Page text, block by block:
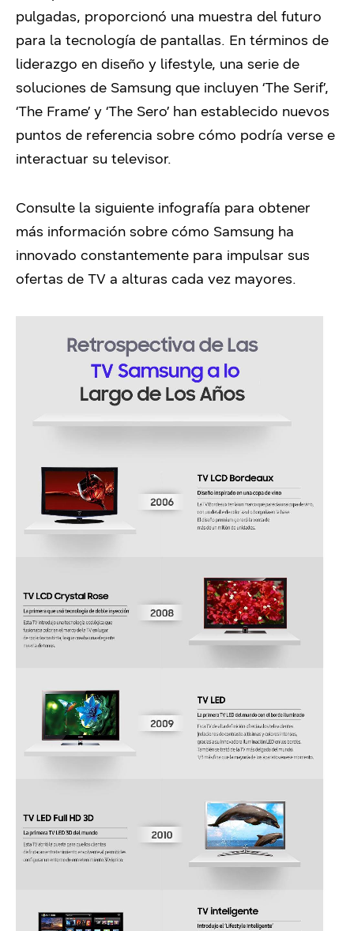
pulgadas, proporcionó una muestra del futuro
para la tecnología de pantallas. En términos de
liderazgo en diseño y lifestyle, una serie de
soluciones de Samsung que incluyen ‘The Serif’,
‘The Frame’ y ‘The Sero’ han establecido nuevos
puntos de referencia sobre cómo podría verse e
interactuar su televisor.
Consulte la siguiente infografía para obtener
más información sobre cómo Samsung ha
innovado constantemente para impulsar sus
ofertas de TV a alturas cada vez mayores.